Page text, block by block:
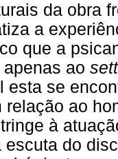
da obra
a
que a
ao
esta se
relação ao
à
escuta do